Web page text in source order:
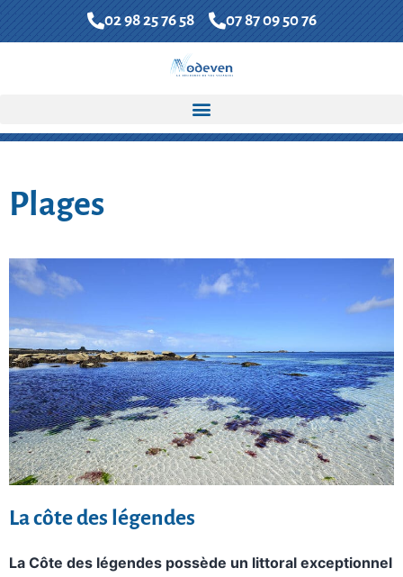
02 98 25 76 58 07 87 09 50 76
Contactez-nous
Plages
La côte des légendes
La Côte des légendes possède un littoral exceptionnel